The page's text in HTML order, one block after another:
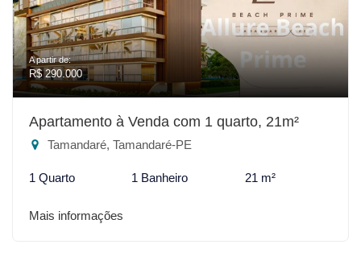
A partir de:
R$ 290.000
Apartamento à Venda com 1 quarto, 21m²
Tamandaré, Tamandaré-PE
1 Quarto 1 Banheiro 21 m²
Mais informações